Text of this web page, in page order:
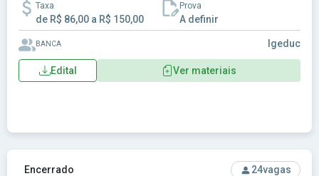
Taxa
de R$ 86,00 a R$ 150,00
Prova
A definir
BANCA Igeduc
Edital Ver materiais
Ver concurso: Câmara de Curvelo-MG - Câmara Municipal
Encerrado 24vagas